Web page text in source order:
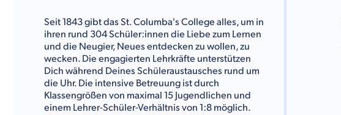
Seit 1843 gibt das St. Columba's College alles, um in
ihren rund 304 Schüler:innen die Liebe zum Lernen
und die Neugier, Neues entdecken zu wollen, zu
wecken. Die engagierten Lehrkräfte unterstützen
Dich während Deines Schüleraustausches rund um
die Uhr. Die intensive Betreuung ist durch
Klassengrößen von maximal 15 Jugendlichen und
einem Lehrer-Schüler-Verhältnis von 1:8 möglich.